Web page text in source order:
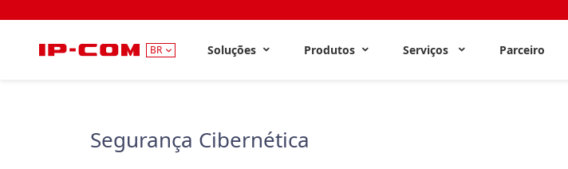
BR Soluções Produtos Serviços Parceiro
Segurança Cibernética